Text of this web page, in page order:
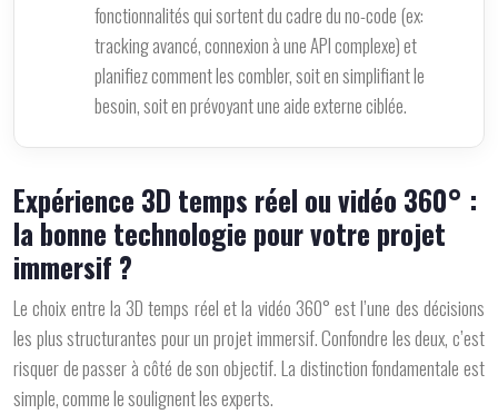
fonctionnalités qui sortent du cadre du no-code (ex:
tracking avancé, connexion à une API complexe) et
planifiez comment les combler, soit en simplifiant le
besoin, soit en prévoyant une aide externe ciblée.
Expérience 3D temps réel ou vidéo 360° :
la bonne technologie pour votre projet
immersif ?
Le choix entre la 3D temps réel et la vidéo 360° est l’une des décisions
les plus structurantes pour un projet immersif. Confondre les deux, c’est
risquer de passer à côté de son objectif. La distinction fondamentale est
simple, comme le soulignent les experts.